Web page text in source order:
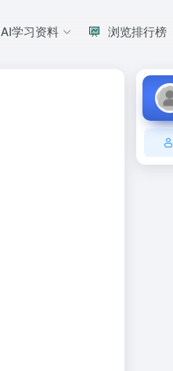
AI学习资料 浏览排行榜